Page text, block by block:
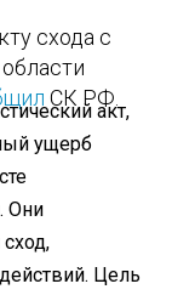
схода с
СК РФ.
акт,
ущерб
Они
Цель